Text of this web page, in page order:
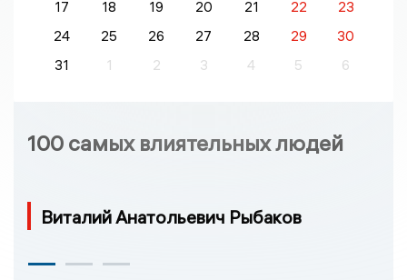
17 18 19 20 21 22
23
24
25 26 27 28 29
30
31
1 2 3 4 5 6
100 самых влиятельных людей
Виталий Анатольевич Рыбаков